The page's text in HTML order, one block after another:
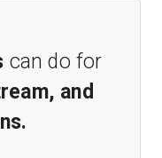
can do for
and